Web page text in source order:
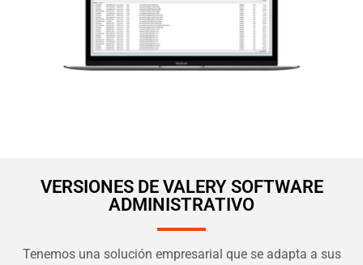
VERSIONES DE VALERY SOFTWARE
ADMINISTRATIVO
Tenemos una solución empresarial que se adapta a sus